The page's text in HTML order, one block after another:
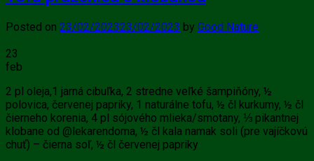
Posted on 23/02/202323/02/2023 by Good Nature
23
feb
2 pl oleja,1 jarná cibuľka, 2 stredne veľké šampiňóny, ½
polovica, červenej papriky, 1 naturálne tofu, ½ čl kurkumy, ½ čl
čierneho korenia, 4 pl sójového mlieka/smotany, ⅓ pikantnej
klobane od @lekarendoma, ½ čl kala namak soli (pre vajíčkovú
chuť) – čierna soľ, ½ čl červenej papriky